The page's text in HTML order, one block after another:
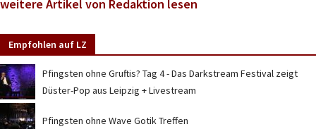
weitere Artikel von Redaktion lesen
Empfohlen auf LZ
Pfingsten ohne Gruftis? Tag 4 - Das Darkstream Festival zeigt
Düster-Pop aus Leipzig + Livestream
Pfingsten ohne Wave Gotik Treffen